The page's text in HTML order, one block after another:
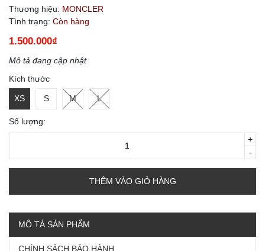
Thương hiệu: MONCLER
Tình trạng: Còn hàng
1.500.000₫
Mô tả đang cập nhật
Kích thước
XS S M L
Số lượng:
-
+
THÊM VÀO GIỎ HÀNG
MÔ TẢ SẢN PHẨM
CHÍNH SÁCH BẢO HÀNH